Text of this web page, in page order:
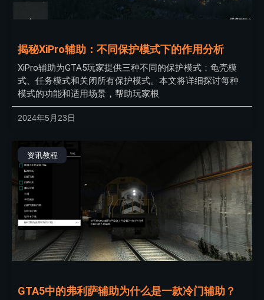
揭秘XiPro辅助：不同保护模式下的作用分析
XiPro辅助为GTA5玩家提供三种不同的保护模式：龟壳模
式、任务模式和关闭所有保护模式。本文将详细探讨每种
模式的功能和适用场景，帮助玩家根
2024年5月23日
资讯教程
GTA5中的弗利萨辅助为什么是一款冷门辅助？